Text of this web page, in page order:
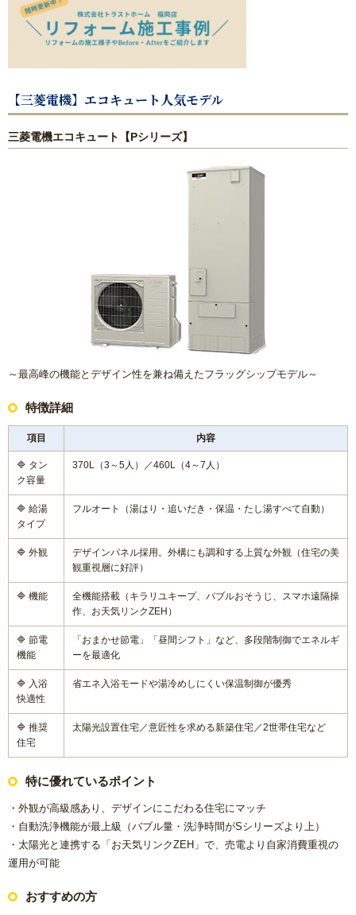
ガス給湯器/エコジョーズ・電気温水器/エコキュート
クロス（壁紙）張り替えリフォーム
【リフォーム】よくあるご質問
失敗したくない！リフォームで後悔しないための業者の選び
水まわり機器人気リフォームメーカー
水まわりリフォーム 人気ランキング
概算見積もり
当社こだわりの施工
ご相談から施工完了の流れ
【マンション向け】大特価セット
【数量限定3台】大特価キッチン
【数量限定3台】大特価トイレ
激安！プチリフォーム
会社概要
キャンペーン商品
福岡でリフォーム協力業者を募集しています！
福岡市リフォーム補助金情報｜2025年住宅省エネキャンペー
ン対応
【三菱電機】エコキュート人気モデル
三菱電機エコキュート【Pシリーズ】
～最高峰の機能とデザイン性を兼ね備えたフラッグシップモデル～
特徴詳細
項目 内容
🔷 タン
ク容量
370L（3～5人）／460L（4～7人）
🔷 給湯
タイプ
フルオート（湯はり・追いだき・保温・たし湯すべて自動）
🔷 外観
デザインパネル採用。外構にも調和する上質な外観（住宅の美
観重視層に好評）
🔷 機能
全機能搭載（キラリユキープ、バブルおそうじ、スマホ遠隔操
作、お天気リンクZEH）
🔷 節電
機能
「おまかせ節電」「昼間シフト」など、多段階制御でエネルギ
ーを最適化
🔷 入浴
快適性
省エネ入浴モードや湯冷めしにくい保温制御が優秀
🔷 推奨
住宅
太陽光設置住宅／意匠性を求める新築住宅／2世帯住宅など
特に優れているポイント
・外観が高級感あり、デザインにこだわる住宅にマッチ
・自動洗浄機能が最上級（バブル量・洗浄時間がSシリーズより上）
・太陽光と連携する「お天気リンクZEH」で、売電より自家消費重視の
運用が可能
おすすめの方